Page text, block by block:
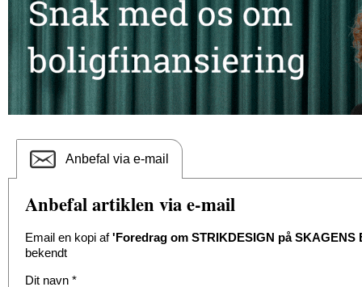
Anbefal via e-mail
Anbefal artiklen via e-mail
Email en kopi af'Foredrag om STRIKDESIGN på SKAGENS
bekendt
Dit navn *